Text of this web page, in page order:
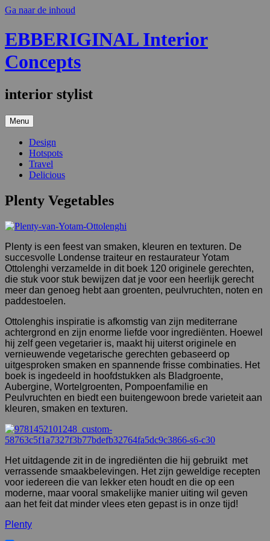
Ga naar de inhoud
EBBERIGINAL Interior
Concepts
interior stylist
Menu
Design
Hotspots
Travel
Delicious
Plenty Vegetables
Plenty is een feest van smaken, kleuren en texturen. De
succesvolle Londense traiteur en restaurateur Yotam
Ottolenghi verzamelde in dit boek 120 originele gerechten,
die stuk voor stuk bewijzen dat je voor een heerlijk gerecht
meer dan genoeg hebt aan groenten, peulvruchten, noten en
paddestoelen.
Ottolenghis inspiratie is afkomstig van zijn mediterrane
achtergrond en zijn enorme liefde voor ingrediënten. Hoewel
hij zelf geen vegetarier is, maakt hij uiterst originele en
vernieuwende vegetarische gerechten gebaseerd op
uitgesproken smaken en spannende frisse combinaties. Het
boek is ingedeeld in hoofdstukken als Bladgroente,
Aubergine, Wortelgroenten, Pompoenfamilie en
Peulvruchten en biedt een buitengewoon brede varieteit aan
kleuren, smaken en texturen.
Het uitdagende zit in de ingrediënten die hij gebruikt met
verrassende smaakbelevingen. Het zijn geweldige recepten
voor iedereen die van lekker eten houdt en die op een
moderne, maar vooral smakelijke manier uiting wil geven
aan het feit dat minder vlees eten gepast is in onze tijd!
Plenty